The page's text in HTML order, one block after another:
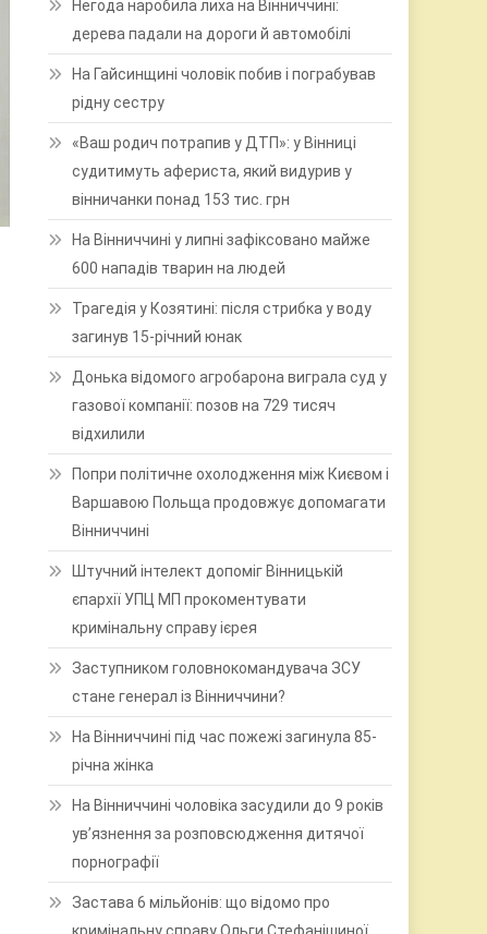
Негода наробила лиха на Вінниччині:
дерева падали на дороги й автомобілі
На Гайсинщині чоловік побив і пограбував
рідну сестру
«Ваш родич потрапив у ДТП»: у Вінниці
судитимуть афериста, який видурив у
вінничанки понад 153 тис. грн
На Вінниччині у липні зафіксовано майже
600 нападів тварин на людей
Трагедія у Козятині: після стрибка у воду
загинув 15-річний юнак
Донька відомого агробарона виграла суд у
газової компанії: позов на 729 тисяч
відхилили
Попри політичне охолодження між Києвом і
Варшавою Польща продовжує допомагати
Вінниччині
Штучний інтелект допоміг Вінницькій
єпархії УПЦ МП прокоментувати
кримінальну справу ієрея
Заступником головнокомандувача ЗСУ
стане генерал із Вінниччини?
На Вінниччині під час пожежі загинула 85-
річна жінка
На Вінниччині чоловіка засудили до 9 років
ув’язнення за розповсюдження дитячої
порнографії
Застава 6 мільйонів: що відомо про